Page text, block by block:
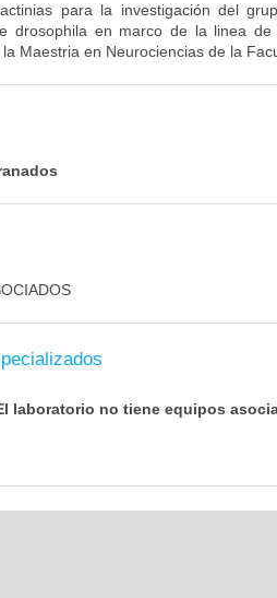
para la investigación del
drosophila en marco de la linea de
Maestria en Neurociencias de la
laboratorio no tiene equipos